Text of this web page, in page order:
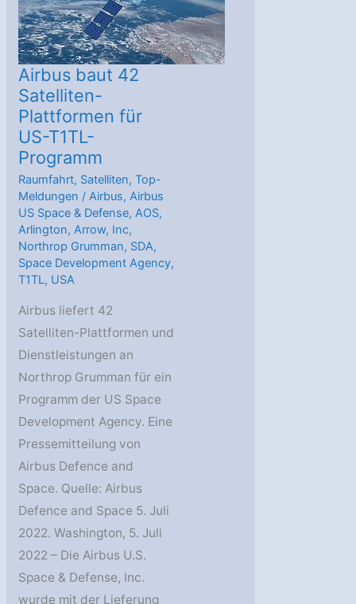
Airbus baut 42
Satelliten-
Plattformen für
US-T1TL-
Programm
Raumfahrt, Satelliten,Top-
Meldungen /Airbus,Airbus
US Space & Defense,AOS,
Arlington,Arrow, Inc,
Northrop Grumman, SDA,
Space Development Agency,
T1TL, USA
Airbus liefert 42
Satelliten-Plattformen und
Dienstleistungen an
Northrop Grumman für ein
Programm der US Space
Development Agency. Eine
Pressemitteilung von
Airbus Defence and
Space. Quelle: Airbus
Defence and Space 5. Juli
2022. Washington, 5. Juli
2022 – Die Airbus U.S.
Space & Defense, Inc.
wurde mit der Lieferung